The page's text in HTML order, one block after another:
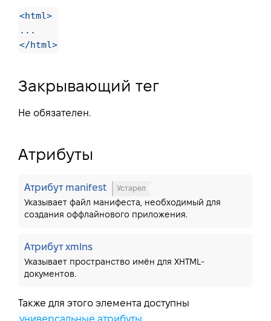
<html>
...
</html>
Закрывающий тег
Не обязателен.
Атрибуты
Атрибут manifest Устарел
Указывает файл манифеста, необходимый для
создания оффлайнового приложения.
Атрибут xmlns
Указывает пространство имён для XHTML-
документов.
Также для этого элемента доступны